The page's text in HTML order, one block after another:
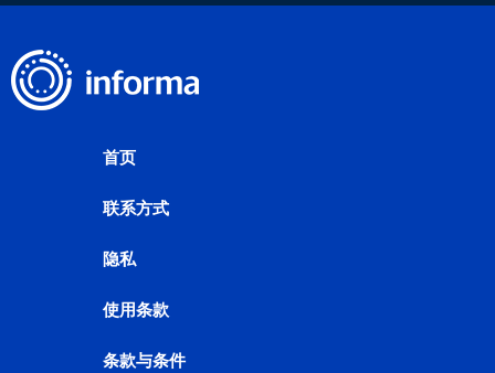
首页
联系方式
隐私
使用条款
条款与条件